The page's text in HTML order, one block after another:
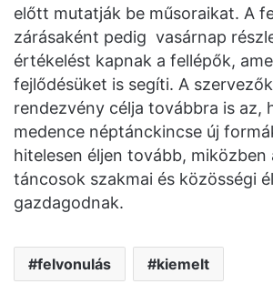
előtt mutatják be műsoraikat. A
zárásaként pedig vasárnap
értékelést kapnak a fellépők,
fejlődésüket is segíti. A
rendezvény célja továbbra is az,
medence néptánckincse új
hitelesen éljen tovább, miközben
táncosok szakmai és közösségi
gazdagodnak.
felvonulás kiemelt